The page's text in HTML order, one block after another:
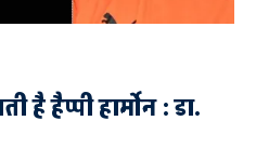
है हैप्पी हार्मोन : डा.